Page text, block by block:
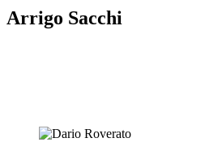
Arrigo Sacchi